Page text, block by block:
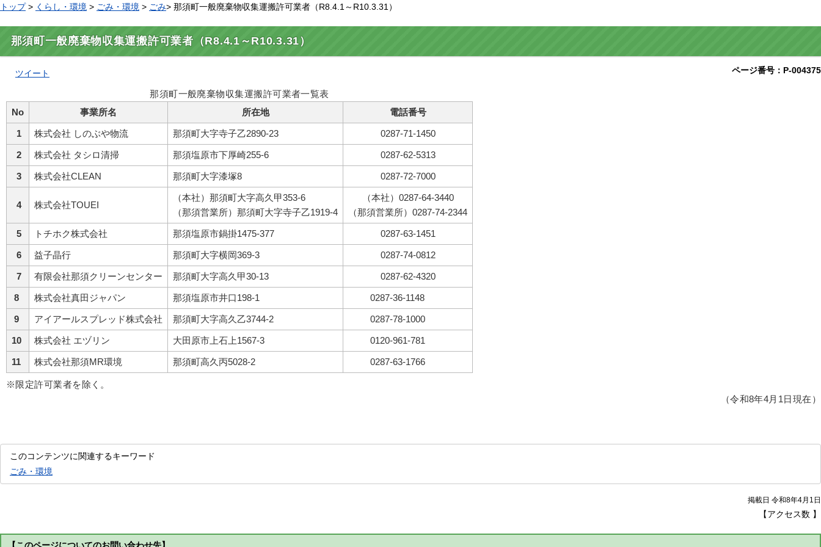
トップ> くらし・環境 > ごみ・環境 > ごみ> 那須町一般廃棄物収集運搬許可業者（R8.4.1～R10.3.31）
那須町一般廃棄物収集運搬許可業者（R8.4.1～R10.3.31）
ページ番号：P-004375
ツイート
那須町一般廃棄物収集運搬許可業者一覧表
No
事業所名 所在地 電話番号
1 株式会社 しのぶや物流 那須町大字寺子乙2890-23 0287-71-1450
2 株式会社 タシロ清掃 那須塩原市下厚崎255-6 0287-62-5313
3 株式会社CLEAN 那須町大字漆塚8 0287-72-7000
4 株式会社TOUEI
（本社）那須町大字高久甲353-6
（那須営業所）那須町大字寺子乙1919-4
（本社）0287-64-3440
（那須営業所）0287-74-2344
5 トチホク株式会社 那須塩原市鍋掛1475-377 0287-63-1451
6 益子晶行 那須町大字横岡369-3 0287-74-0812
7 有限会社那須クリーンセンター 那須町大字高久甲30-13 0287-62-4320
8 株式会社真田ジャパン 那須塩原市井口198-1 0287-36-1148
9 アイアールスプレッド株式会社 那須町大字高久乙3744-2 0287-78-1000
10 株式会社 エヅリン 大田原市上石上1567-3 0120-961-781
11 株式会社那須MR環境 那須町高久丙5028-2 0287-63-1766
※限定許可業者を除く。
（令和8年4月1日現在）
このコンテンツに関連するキーワード
ごみ・環境
掲載日 令和8年4月1日
【アクセス数 】